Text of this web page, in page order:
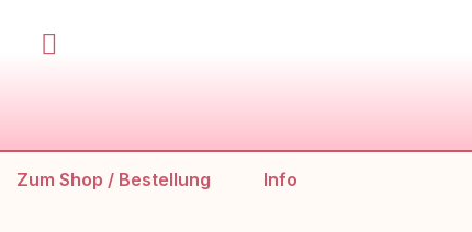
Zum Shop / Bestellung Info